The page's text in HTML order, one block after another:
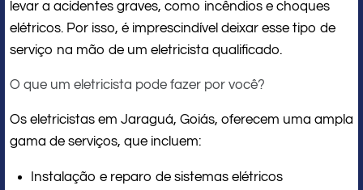
levar a acidentes graves, como incêndios e choques
elétricos. Por isso, é imprescindível deixar esse tipo de
serviço na mão de um eletricista qualificado.
O que um eletricista pode fazer por você?
Os eletricistas em Jaraguá, Goiás, oferecem uma ampla
gama de serviços, que incluem:
Instalação e reparo de sistemas elétricos